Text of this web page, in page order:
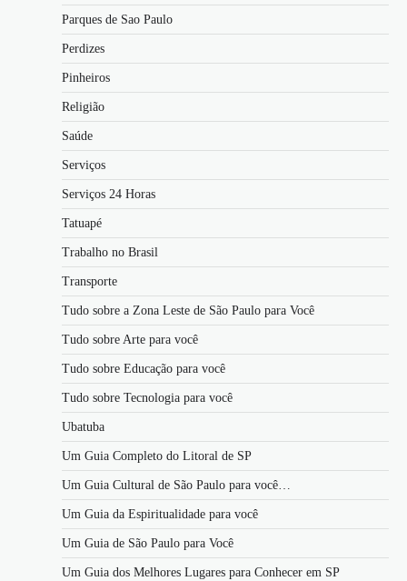
Parques de Sao Paulo
Perdizes
Pinheiros
Religião
Saúde
Serviços
Serviços 24 Horas
Tatuapé
Trabalho no Brasil
Transporte
Tudo sobre a Zona Leste de São Paulo para Você
Tudo sobre Arte para você
Tudo sobre Educação para você
Tudo sobre Tecnologia para você
Ubatuba
Um Guia Completo do Litoral de SP
Um Guia Cultural de São Paulo para você…
Um Guia da Espiritualidade para você
Um Guia de São Paulo para Você
Um Guia dos Melhores Lugares para Conhecer em SP